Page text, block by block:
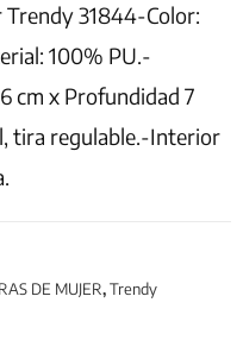
31844-Color:
100% PU.-
cm x Profundidad 7
tira regulable.-Interior
DE MUJER,Trendy